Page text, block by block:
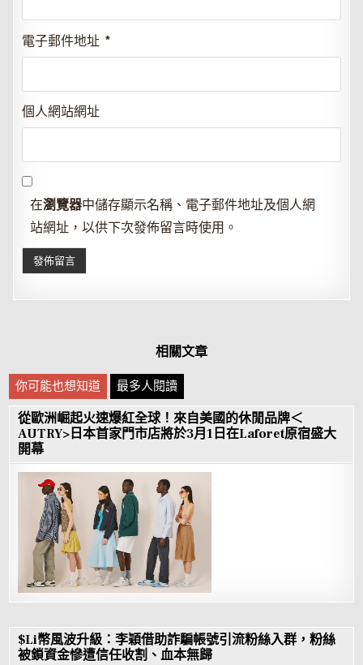
電子郵件地址 *
個人網站網址
在瀏覽器中儲存顯示名稱、電子郵件地址及個人網
站網址，以供下次發佈留言時使用。
相關文章
你可能也想知道 最多人閱讀
從歐洲崛起火速爆紅全球！來自美國的休閒品牌＜
AUTRY>日本首家門市店將於3月1日在Laforet原宿盛大
開幕
$Li幣風波升級：李穎借助詐騙帳號引流粉絲入群，粉絲
被鎖資金慘遭信任收割、血本無歸